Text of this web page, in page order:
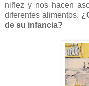
niñez y nos hacen
diferentes alimentos.
de su infancia?